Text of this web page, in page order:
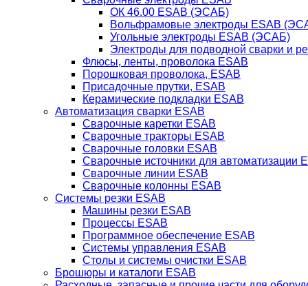
ОК 46.00 ESAB (ЭСАБ)
Вольфрамовые электроды ESAB
Угольные электроды ESAB (ЭСАБ)
Электроды для подводной сварки и
Флюсы, ленты, проволока ESAB
Порошковая проволока, ESAB
Присадочные прутки, ESAB
Керамические подкладки ESAB
Автоматизация сварки ESAB
Сварочные каретки ESAB
Сварочные тракторы ESAB
Сварочные головки ESAB
Сварочные источники для автоматизации
Сварочные линии ESAB
Сварочные колонны ESAB
Системы резки ESAB
Машины резки ESAB
Процессы ESAB
Программное обеспечение ESAB
Системы управления ESAB
Столы и системы очистки ESAB
Брошюры и каталоги ESAB